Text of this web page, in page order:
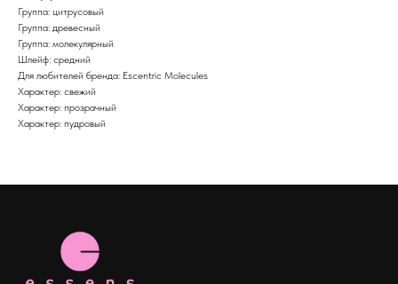
Группа: цитрусовый
Группа: древесный
Группа: молекулярный
Шлейф: средний
Для любителей бренда: Escentric Molecules
Характер: свежий
Характер: прозрачный
Характер: пудровый